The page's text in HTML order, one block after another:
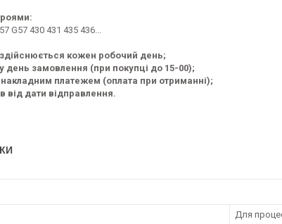
G57 430 431 435 436...
кожен робочий день;
день замовлення (при покупці до 15-00);
платежем (оплата при отриманні);
від дати відправлення.
Для